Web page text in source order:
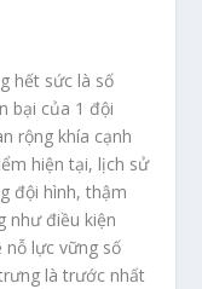
hết sức là số
bại của 1 đội
rộng khía cạnh
hiện tại, lịch sử
đội hình, thậm
như điều kiện
nỗ lực vững số
là trước nhất